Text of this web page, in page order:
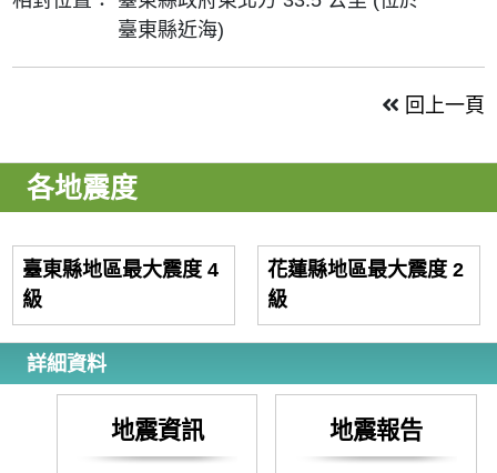
臺東縣近海)
回上一頁
各地震度
臺東縣地區最大震度 4
級
花蓮縣地區最大震度 2
級
詳細資料
地震資訊 地震報告